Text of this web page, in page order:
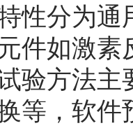
性分为
件如激
验方法
等，软